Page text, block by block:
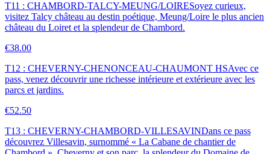
T11 : CHAMBORD-TALCY-MEUNG/LOIRESoyez curieux,
visitez Talcy château au destin poétique, Meung/Loire le plus ancien
château du Loiret et la splendeur de Chambord.
€38.00
T12 : CHEVERNY-CHENONCEAU-CHAUMONT HSAvec ce
pass, venez découvrir une richesse intérieure et extérieure avec les
parcs et jardins.
€52.50
T13 : CHEVERNY-CHAMBORD-VILLESAVINDans ce pass
découvrez Villesavin, surnommé « La Cabane de chantier de